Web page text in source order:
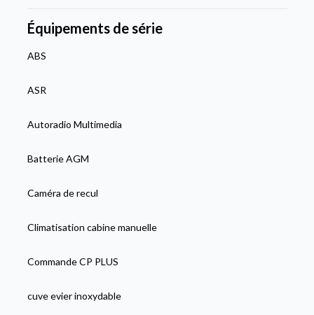
Équipements de série
ABS
ASR
Autoradio Multimedia
Batterie AGM
Caméra de recul
Climatisation cabine manuelle
Commande CP PLUS
cuve evier inoxydable